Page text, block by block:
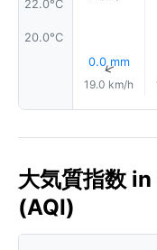
22.0°C
20.0°C
0.0 mm
↑
19.0 km/h
大気質指数
(AQI)